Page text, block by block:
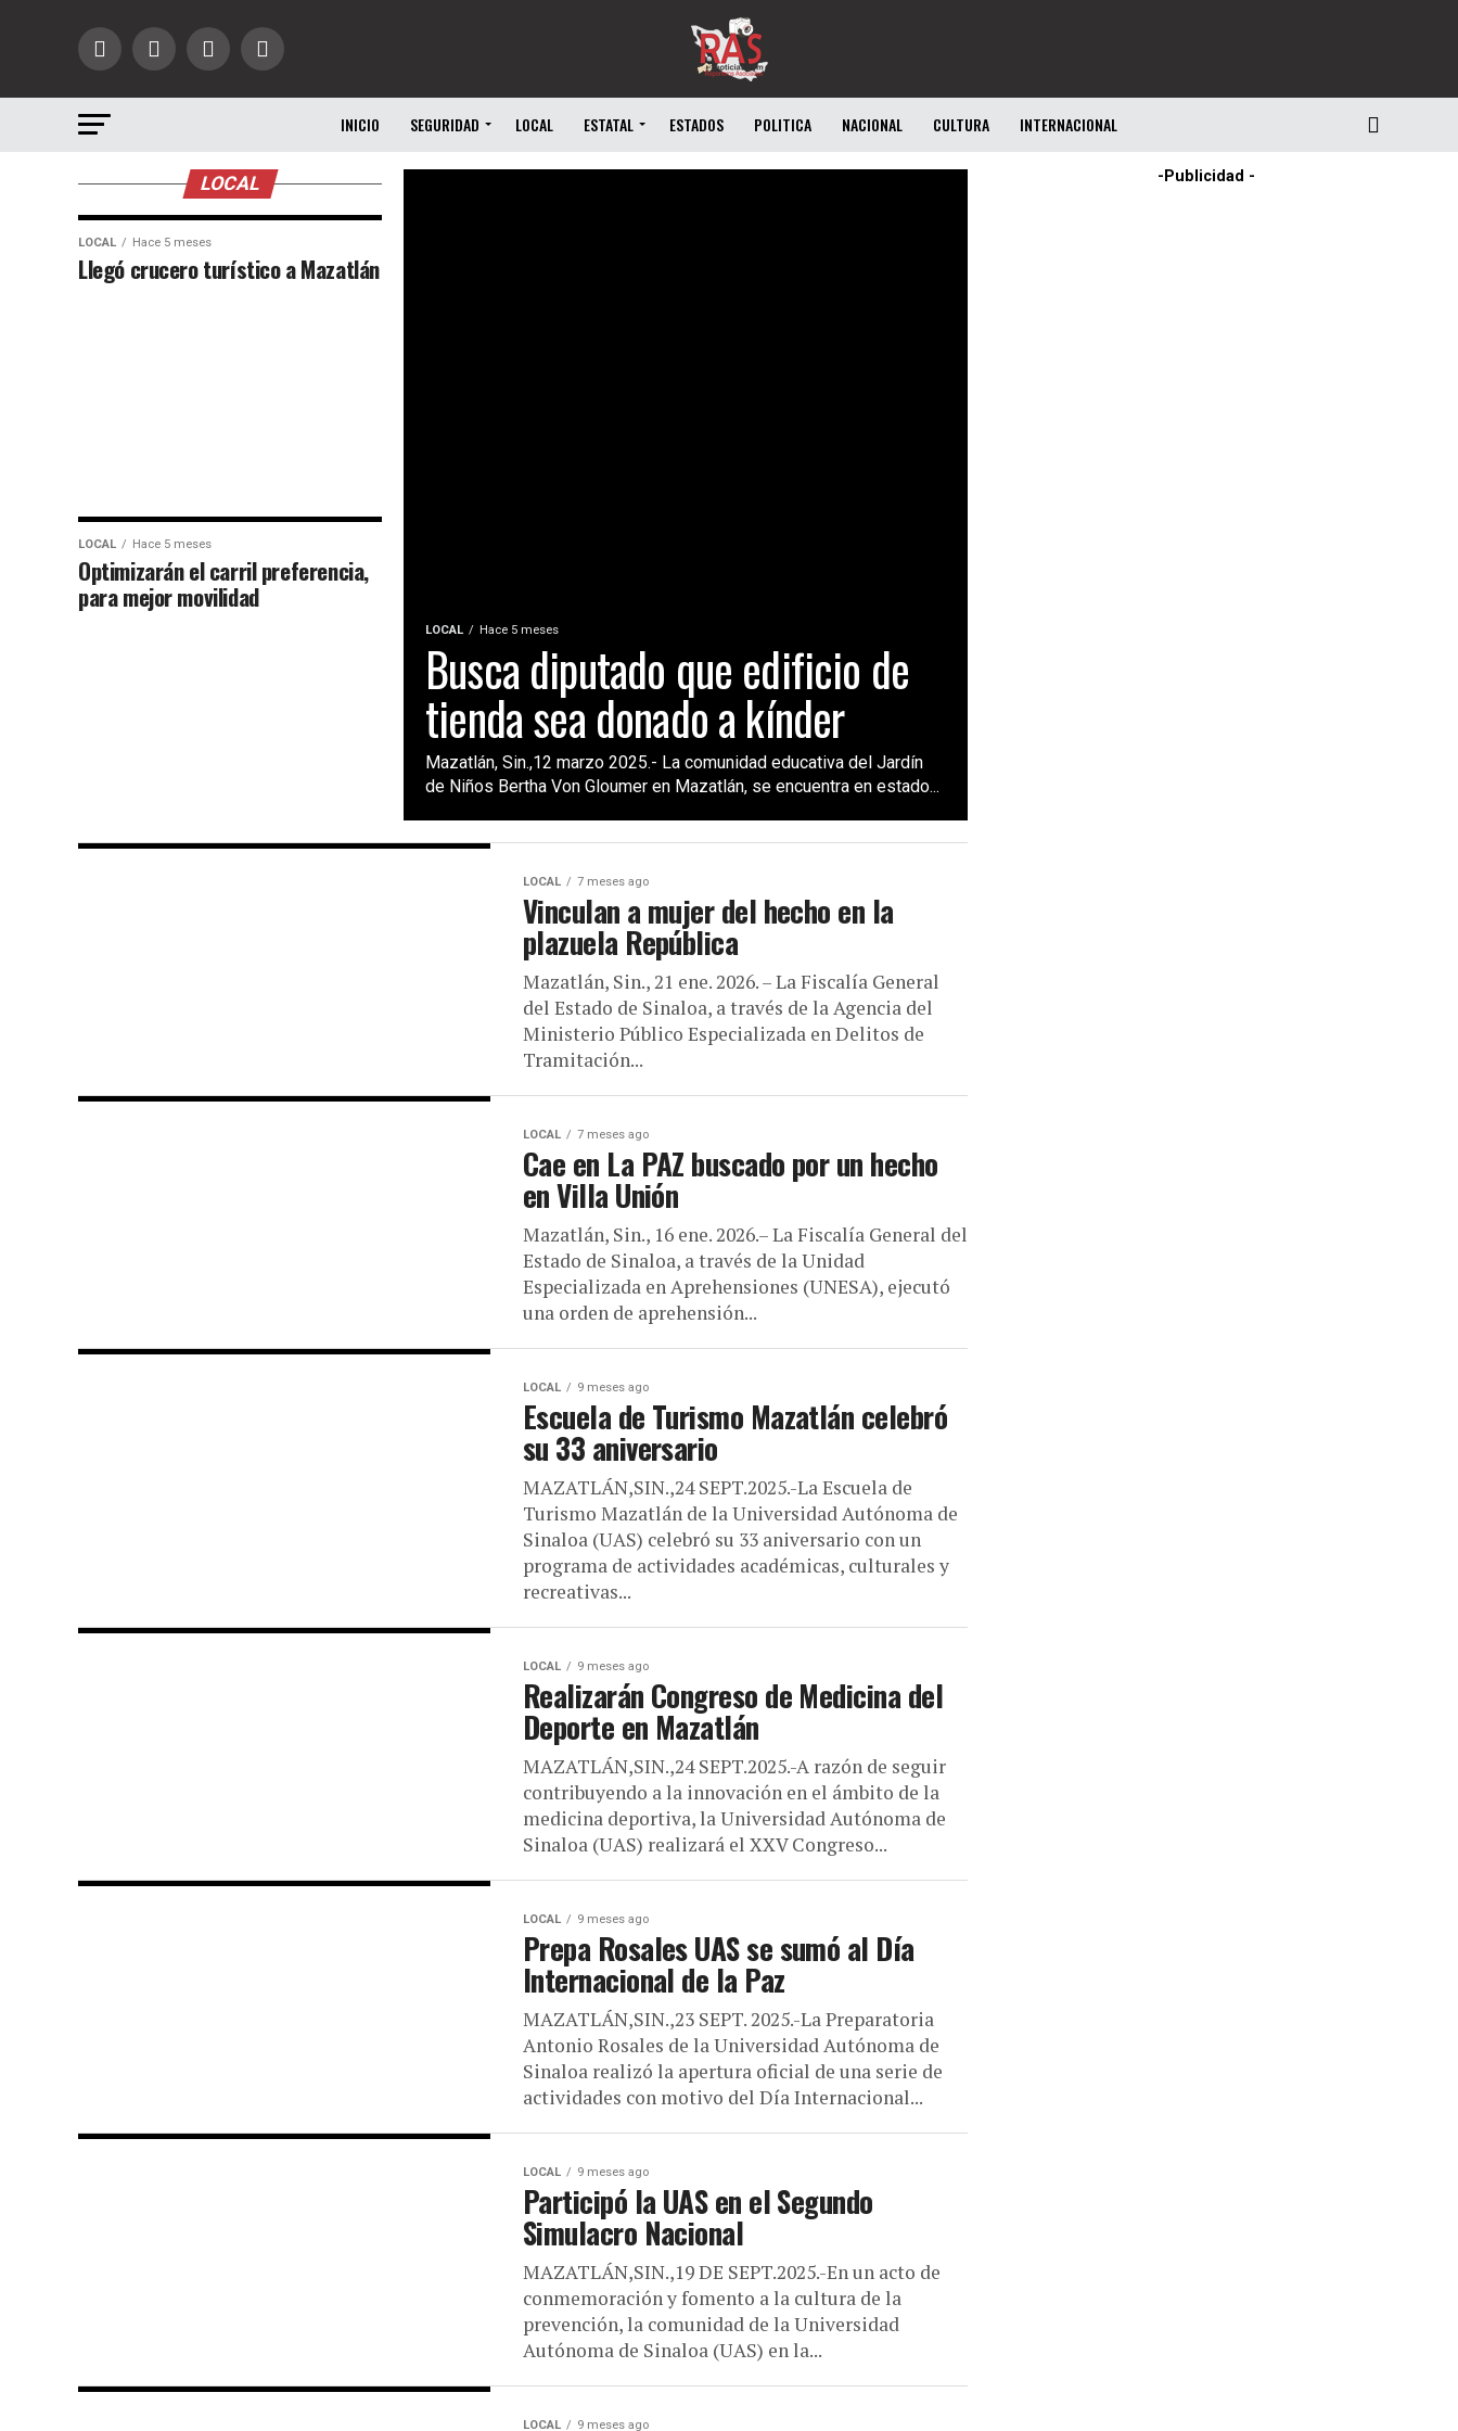
INICIO SEGURIDAD LOCAL ESTATAL ESTADOS POLITICA NACIONAL CULTURA INTERNACIONAL
LOCAL Hace 5 meses
Busca diputado que edificio de
tienda sea donado a kínder
Mazatlán, Sin.,12 marzo 2025.- La comunidad educativa del Jardín
de Niños Bertha Von Gloumer en Mazatlán, se encuentra en estado...
LOCAL
LOCAL Hace 5 meses
Llegó crucero turístico a Mazatlán
LOCAL Hace 5 meses
Optimizarán el carril preferencia,
para mejor movilidad
LOCAL 7 meses ago
Vinculan a mujer del hecho en la
plazuela República
Mazatlán, Sin., 21 ene. 2026. – La Fiscalía General
del Estado de Sinaloa, a través de la Agencia del
Ministerio Público Especializada en Delitos de
Tramitación...
LOCAL 7 meses ago
Cae en La PAZ buscado por un hecho
en Villa Unión
Mazatlán, Sin., 16 ene. 2026.– La Fiscalía General del
Estado de Sinaloa, a través de la Unidad
Especializada en Aprehensiones (UNESA), ejecutó
una orden de aprehensión...
LOCAL 9 meses ago
Escuela de Turismo Mazatlán celebró
su 33 aniversario
MAZATLÁN,SIN.,24 SEPT.2025.-La Escuela de
Turismo Mazatlán de la Universidad Autónoma de
Sinaloa (UAS) celebró su 33 aniversario con un
programa de actividades académicas, culturales y
recreativas...
LOCAL 9 meses ago
Realizarán Congreso de Medicina del
Deporte en Mazatlán
MAZATLÁN,SIN.,24 SEPT.2025.-A razón de seguir
contribuyendo a la innovación en el ámbito de la
medicina deportiva, la Universidad Autónoma de
Sinaloa (UAS) realizará el XXV Congreso...
LOCAL 9 meses ago
Prepa Rosales UAS se sumó al Día
Internacional de la Paz
MAZATLÁN,SIN.,23 SEPT. 2025.-La Preparatoria
Antonio Rosales de la Universidad Autónoma de
Sinaloa realizó la apertura oficial de una serie de
actividades con motivo del Día Internacional...
LOCAL 9 meses ago
Participó la UAS en el Segundo
Simulacro Nacional
MAZATLÁN,SIN.,19 DE SEPT.2025.-En un acto de
conmemoración y fomento a la cultura de la
prevención, la comunidad de la Universidad
Autónoma de Sinaloa (UAS) en la...
LOCAL 9 meses ago
-Publicidad -